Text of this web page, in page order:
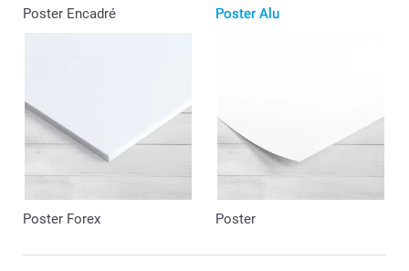
Poster Encadré Poster Alu
Poster Forex Poster